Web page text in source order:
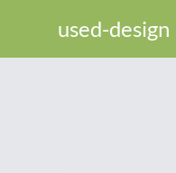
used-design